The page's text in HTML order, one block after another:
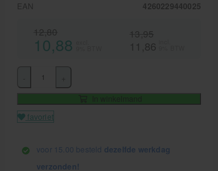
EAN
4260229440025
12,80
10,88 13,95
11,86
In winkelmand
favoriet
voor 15.00 besteld dezelfde werkdag
verzonden!